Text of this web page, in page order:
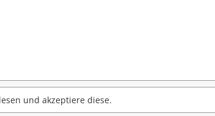
und akzeptiere diese.